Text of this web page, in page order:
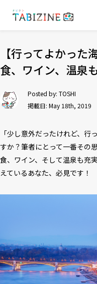
【行ってよかった
食、ワイン、温泉
Posted by: TOSHI
掲載日: May 18th, 2019
「少し意外だったけれど、
すか？筆者にとって一番その
食、ワイン、そして温泉も充
えているあなた、必見です！